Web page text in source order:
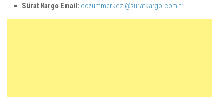
Sürat Kargo Email: cozummerkezi@suratkargo.com.tr